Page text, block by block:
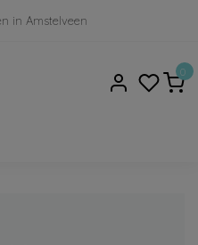
in Amstelveen
0